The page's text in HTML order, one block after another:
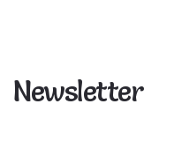
Newsletter